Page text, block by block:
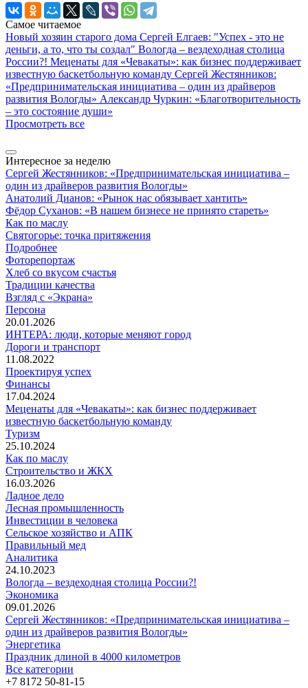
Самое читаемое
Новый хозяин старого дома Сергей Елгаев: "Успех - это не
деньги, а то, что ты создал" Вологда – вездеходная столица
России?! Меценаты для «Чевакаты»: как бизнес поддерживает
известную баскетбольную команду Сергей Жестянников:
«Предпринимательская инициатива – один из драйверов
развития Вологды» Александр Чуркин: «Благотворительность
– это состояние души»
Просмотреть все
Интересное за неделю
Сергей Жестянников: «Предпринимательская инициатива –
один из драйверов развития Вологды»
Анатолий Дианов: «Рынок нас обязывает хантить»
Фёдор Суханов: «В нашем бизнесе не принято стареть»
Как по маслу
Святогорье: точка притяжения
Подробнее
Фоторепортаж
Хлеб со вкусом счастья
Традиции качества
Взгляд с «Экрана»
Персона
20.01.2026
ИНТЕРА: люди, которые меняют город
Дороги и транспорт
11.08.2022
Проектируя успех
Финансы
17.04.2024
Меценаты для «Чевакаты»: как бизнес поддерживает
известную баскетбольную команду
Туризм
25.10.2024
Как по маслу
Строительство и ЖКХ
16.03.2026
Ладное дело
Лесная промышленность
Инвестиции в человека
Сельское хозяйство и АПК
Правильный мед
Аналитика
24.10.2023
Вологда – вездеходная столица России?!
Экономика
09.01.2026
Сергей Жестянников: «Предпринимательская инициатива –
один из драйверов развития Вологды»
Энергетика
Праздник длиной в 4000 километров
Все категории
+7 8172 50-81-15